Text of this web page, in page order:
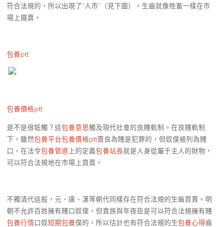
符合法規的，所以出現了“人市”（見下圖），生齒就像牲畜一樣在市
場上擺賣。
包養ptt
包養價格ptt
是不是很牴觸？這包養意思觸及現代社會的良賤軌制。在良賤軌制
下，雖然包養平台包養價格ptt賣良為賤是犯罪的，但奴僕被列為賤
口，在法令包養管道 上的定義包養站長就是人身從屬于主人的財物，
可以符合法規地在市場上買賣。
不獨清代這般，元、唐、漢等朝代同樣存在符合法規的生齒買賣。明
朝不允許百姓擁有賤口奴僕，但貴族與年夜臣是可以符合法規擁有賤
包養行情口奴短期包養僕的，所以估計也有符合法規的生包養心得齒